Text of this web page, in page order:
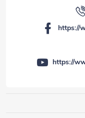
https://
https://